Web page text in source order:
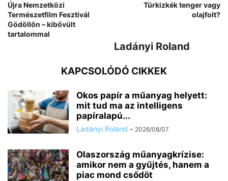
Újra Nemzetközi
Természetfilm Fesztivál
Gödöllőn – kibővült
tartalommal
Türkizkék tenger vagy
olajfolt?
Ladányi Roland
KAPCSOLÓDÓ CIKKEK
Okos papír a műanyag helyett:
mit tud ma az intelligens
papíralapú...
Ladányi Roland - 2026/08/07
Olaszország műanyagkrízise:
amikor nem a gyűjtés, hanem a
piac mond csődöt